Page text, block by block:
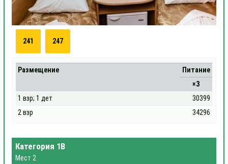
241 247
Размещение
Питание
×3
1 взр; 1 дет
30399
2 взр
34296
Категория 1В
Мест 2